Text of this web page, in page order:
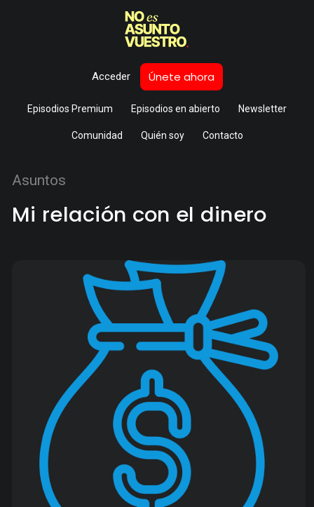
Acceder Únete ahora
Episodios Premium Episodios en abierto Newsletter
Comunidad Quién soy Contacto
Asuntos
Mi relación con el dinero